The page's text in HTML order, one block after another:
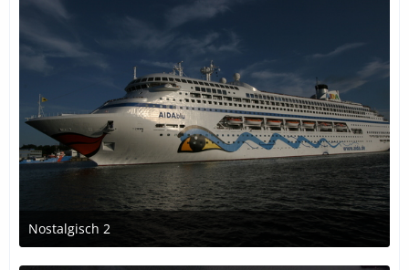
Nostalgisch 2
13. Dezember 2016 um 14:17